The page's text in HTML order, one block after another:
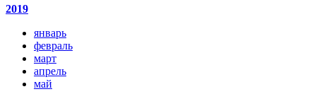
2019
январь
февраль
март
апрель
май